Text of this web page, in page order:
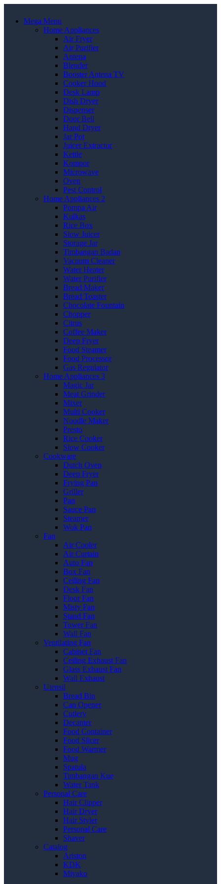
Mega Menu
Home Appliances
Air Fryer
Air Purifier
Antena
Blender
Booster Antena TV
Cooker Hood
Desk Lamp
Dish Dryer
Dispenser
Door Bell
Hand Dryer
Jar Pot
Juicer Extractor
Kettle
Kompor
Microwave
Oven
Pest Control
Home Appliances 2
Pompa Air
Kulkas
Rice Box
Slow Juicer
Storage Jar
Timbangan Badan
Vacuum Cleaner
Water Heater
Water Purifier
Bread Maker
Bread Toaster
Chocolate Fountain
Chopper
Citrus
Coffee Maker
Deep Fryer
Food Steamer
Food Processor
Gas Regulator
Home Appliances 3
Magic Jar
Meat Grinder
Mixer
Multi Cooker
Noodle Maker
Presto
Rice Cooker
Slow Cooker
Cookware
Dutch Oven
Deep Fryer
Frying Pan
Griller
Pan
Sauce Pan
Steamer
Wok Pan
Fan
Air Cooler
Air Curtain
Auto Fan
Box Fan
Ceiling Fan
Desk Fan
Floor Fan
Misty Fan
Stand Fan
Tower Fan
Wall Fan
Ventilating Fan
Cabinet Fan
Ceiling Exhaust Fan
Glass Exhaust Fan
Wall Exhaust
Utensil
Bread Bin
Can Opener
Cutlery
Decanter
Food Container
Food Slicer
Food Warmer
Mug
Spatula
Timbangan Kue
Water Tank
Personal Care
Hair Clipper
Hair Dryer
Hair Styler
Personal Care
Shaver
Catalog
Ariston
KDK
Miyako